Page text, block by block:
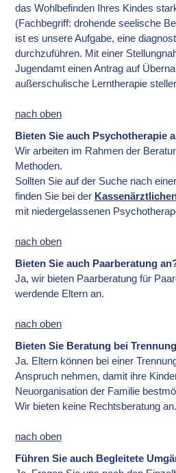
das Wohlbefinden Ihres Kindes
(Fachbegriff: drohende seelische
ist es unsere Aufgabe, eine
durchzuführen. Mit einer
Jugendamt einen Antrag auf
außerschulische Lerntherapie
nach oben
Bieten Sie auch Psychotherapie
Wir arbeiten im Rahmen der
Methoden.
Sollten Sie auf der Suche nach
finden Sie bei der
mit niedergelassenen
nach oben
Bieten Sie auch Paarberatung
Ja, wir bieten Paarberatung für
werdende Eltern an.
nach oben
Bieten Sie Beratung bei
Ja. Eltern können bei einer
Anspruch nehmen, damit ihre
Neuorganisation der Familie
Wir bieten keine Rechtsberatung an.
nach oben
Führen Sie auch Begleitete